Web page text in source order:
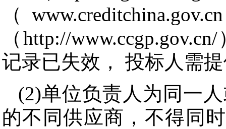
（
（http://
记录已失效， 投标人需
(2)单位负责人为同一
的不同供应商，不得同